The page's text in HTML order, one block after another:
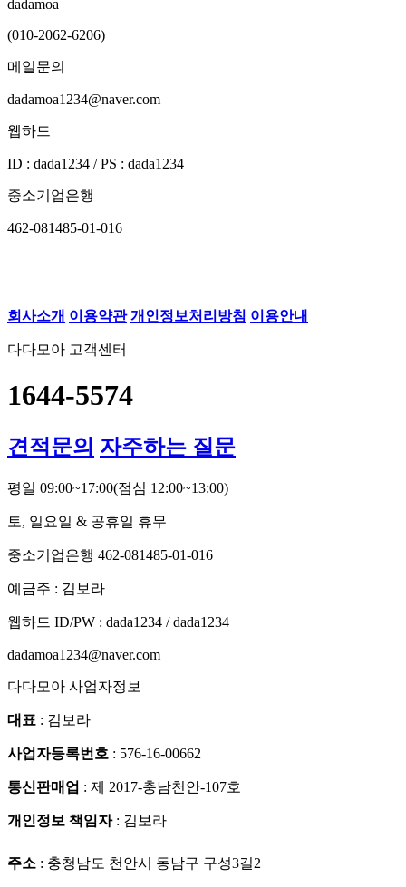
dadamoa
(010-2062-6206)
메일문의
dadamoa1234@naver.com
웹하드
ID : dada1234 / PS : dada1234
중소기업은행
462-081485-01-016
회사소개 이용약관 개인정보처리방침 이용안내
다다모아 고객센터
1644-5574
견적문의 자주하는 질문
평일 09:00~17:00(점심 12:00~13:00)
토, 일요일 & 공휴일 휴무
중소기업은행 462-081485-01-016
예금주 : 김보라
웹하드 ID/PW : dada1234 / dada1234
dadamoa1234@naver.com
다다모아 사업자정보
대표 : 김보라
사업자등록번호 : 576-16-00662
통신판매업 : 제 2017-충남천안-107호
개인정보 책임자: 김보라
주소 : 충청남도 천안시 동남구 구성3길2